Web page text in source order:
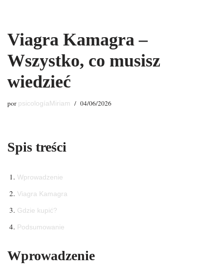
al
contenido
Viagra Kamagra –
Wszystko, co musisz
wiedzieć
por psicologíaMiriam 04/06/2026
Spis treści
Wprowadzenie
Viagra Kamagra
Gdzie kupić?
Podsumowanie
Wprowadzenie